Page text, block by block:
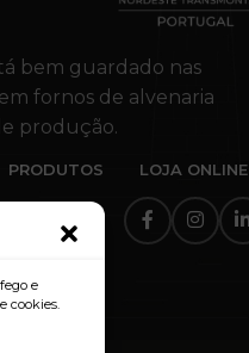
e
cookies.
bem guardado nas
fornos de alvenaria
produção.
PRODUTOS LOJA ONLINE